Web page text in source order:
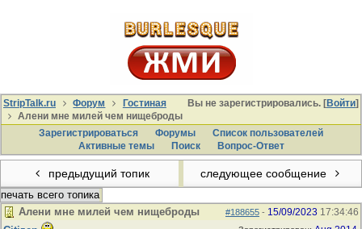
Вы не зарегистрировались. [Войти]
StripTalk.ru Форум
Гостиная
Алени мне милей чем нищеброды
Зарегистрироваться
Форумы
Список пользователей
Активные темы
Поиcк Вопрос-Ответ
предыдущий топик следующее сообщение
печать всего топика
#188655 - 15/09/2023 17:34:46
Алени мне милей чем нищеброды